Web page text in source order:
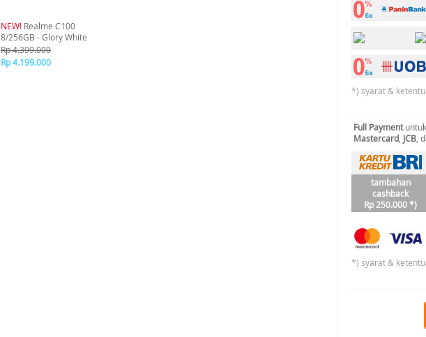
NEW! Realme C100
8/256GB - Glory White
Rp 4.399.000
Rp 4.199.000
*) syarat &
Full Payment
Mastercard JCB ,
tambahan
cashback
Rp 250.000 *)
*) syarat &